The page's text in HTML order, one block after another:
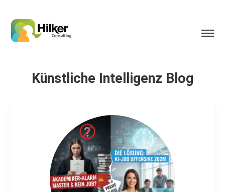
Künstliche Intelligenz Blog